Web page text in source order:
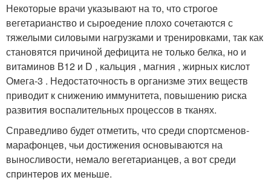
Некоторые врачи указывают на то, что строгое
вегетарианство и сыроедение плохо сочетаются с
тяжелыми силовыми нагрузками и тренировками, так как
становятся причиной дефицита не только белка, но и
витаминов В12 и D , кальция , магния , жирных кислот
Омега-3 . Недостаточность в организме этих веществ
приводит к снижению иммунитета, повышению риска
развития воспалительных процессов в тканях.
Справедливо будет отметить, что среди спортсменов-
марафонцев, чьи достижения основываются на
выносливости, немало вегетарианцев, а вот среди
спринтеров их меньше.